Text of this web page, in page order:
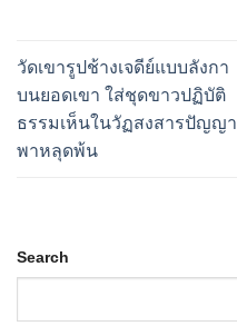
วัดเขารูปช้างเจดีย์แบบลังกา
บนยอดเขา ใส่ชุดขาวปฏิบัติ
ธรรมเห็นในวัฏสงสารปัญญา
พาหลุดพ้น
Search